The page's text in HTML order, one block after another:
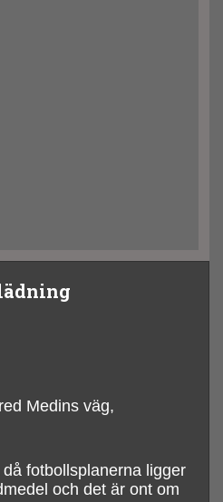
Medins väg,
fotbollsplanerna ligger
och det är ont om